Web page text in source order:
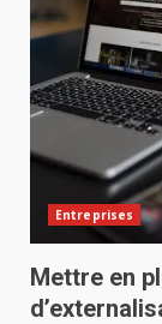
Entreprises
Mettre en